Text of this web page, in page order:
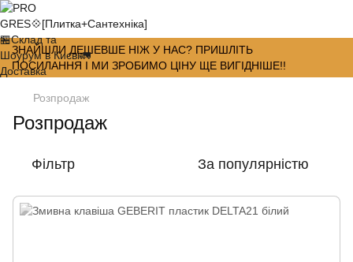
ЗНАЙШЛИ ДЕШЕВШЕ НІЖ У НАС? ПРИШЛІТЬ
ПОСИЛАННЯ І МИ ЗРОБИМО ЦІНУ ЩЕ ВИГІДНІШЕ!!
Розпродаж
Розпродаж
Фільтр За популярністю